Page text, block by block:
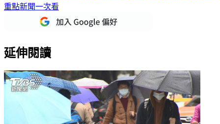
重點新聞一次看
延伸閱讀